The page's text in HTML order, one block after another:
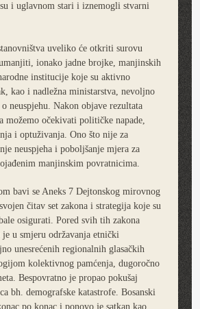
i uglavnom stari i iznemogli stvarni
uveliko će otkriti surovu
ionako jadne brojke, manjinskih
institucije koje su aktivno
kao i nadležna ministarstva, nevoljno
neuspjehu. Nakon objave rezultata
možemo očekivati političke napade,
i optuživanja. Ono što nije za
neuspjeha i poboljšanje mjera za
manjinskim povratnicima.
bavi se Aneks 7 Dejtonskog mirovnog
čitav set zakona i strategija koje su
osigurati. Pored svih tih zakona
u smjeru održavanja etnički
unesrećenih regionalnih glasačkih
kolektivnog pamćenja, dugoročno
Bespovratno je propao pokušaj
bh. demografske katastrofe. Bosanski
po konac i ponovo je satkan kao